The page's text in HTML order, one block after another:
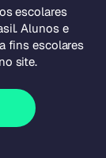
escolares
Alunos e
fins escolares
site.